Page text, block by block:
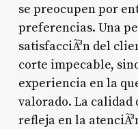
se preocupen por
preferencias. Una
satisfacciÃ³n del
corte impecable,
experiencia en la
valorado. La
refleja en la